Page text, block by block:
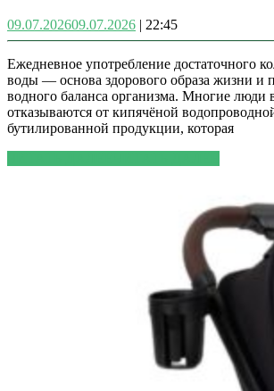
09.07.202609.07.2026 | 22:45
Ежедневное употребление достаточного
воды — основа здорового образа жизни и
водного баланса организма. Многие люди
отказываются от кипячёной
бутилированной продукции, которая